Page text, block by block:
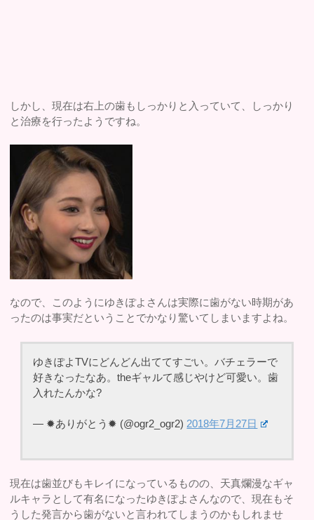
しかし、現在は右上の歯もしっかりと入っていて、しっかり
と治療を行ったようですね。
なので、このようにゆきぽよさんは実際に歯がない時期があ
ったのは事実だということでかなり驚いてしまいますよね。
ゆきぽよTVにどんどん出ててすごい。バチェラーで
好きなったなあ。theギャルて感じやけど可愛い。歯
入れたんかな?
— ✹ありがとう✹ (@ogr2_ogr2) 2018年7月27日
現在は歯並びもキレイになっているものの、天真爛漫なギャ
ルキャラとして有名になったゆきぽよさんなので、現在もそ
うした発言から歯がないと言われてしまうのかもしれませ